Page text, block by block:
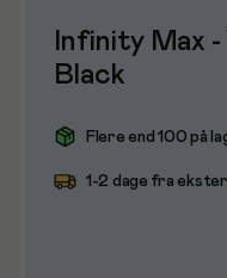
Infinity Max
Black
Flere end 100 på
1-2 dage fra